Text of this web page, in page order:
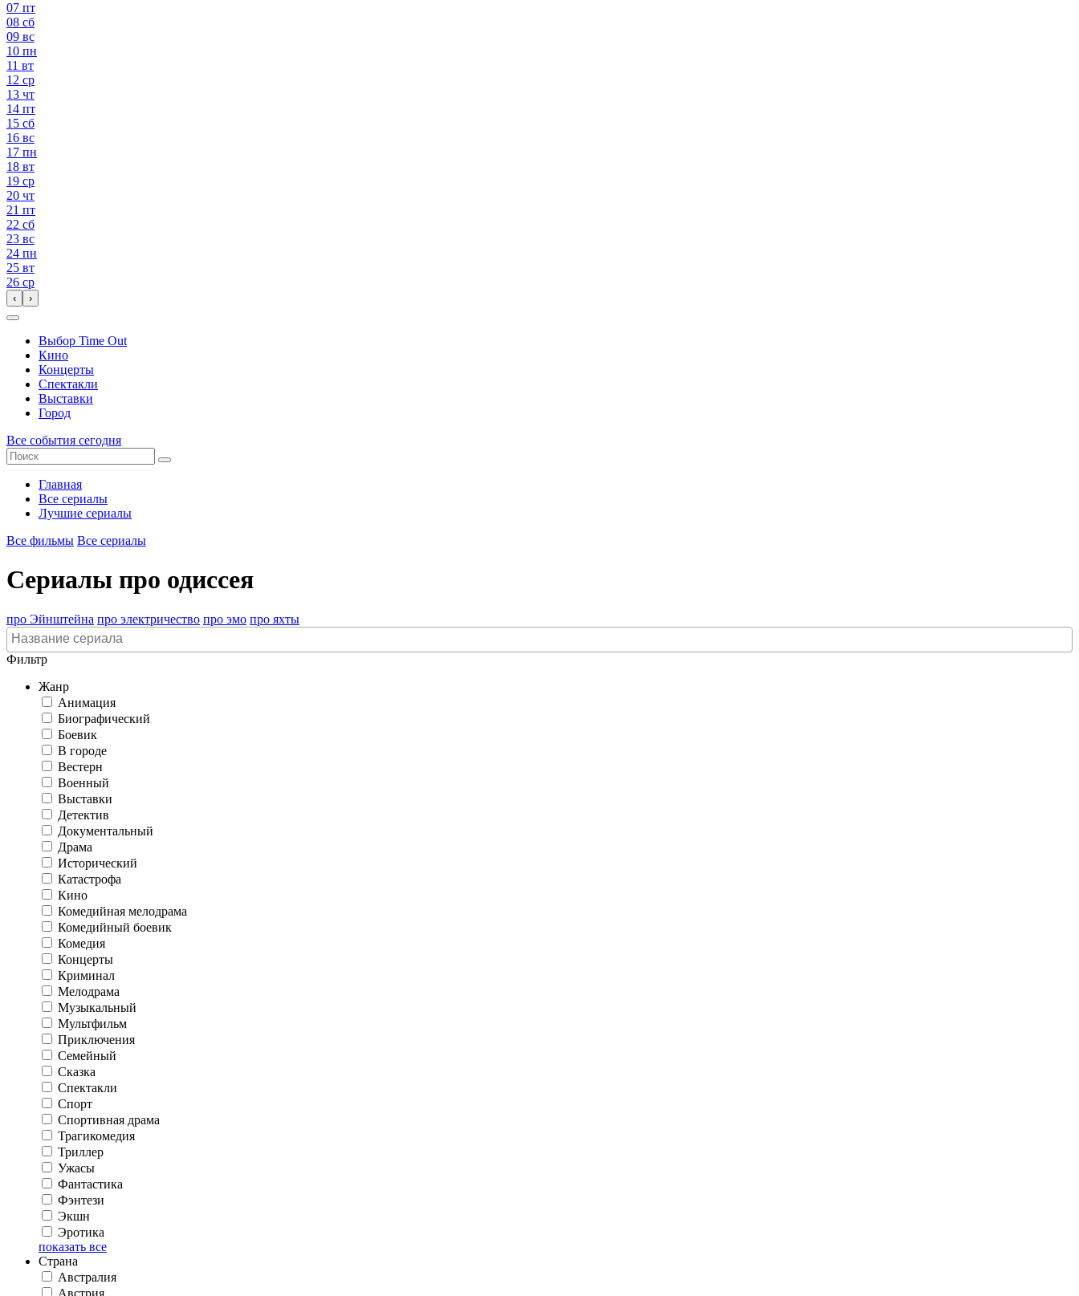
07 пт
08 сб
09 вс
10 пн
11 вт
12 ср
13 чт
14 пт
15 сб
16 вс
17 пн
18 вт
19 ср
20 чт
21 пт
22 сб
23 вс
24 пн
25 вт
26 ср
‹ ›
Выбор Time Out
Кино
Концерты
Спектакли
Выставки
Город
Все события сегодня
Главная
Все сериалы
Лучшие сериалы
Все фильмы Все сериалы
Сериалы про одиссея
про Эйнштейна про электричество про эмо про яхты
Фильтр
Жанр
Анимация
Биографический
Боевик
В городе
Вестерн
Военный
Выставки
Детектив
Документальный
Драма
Исторический
Катастрофа
Кино
Комедийная мелодрама
Комедийный боевик
Комедия
Концерты
Криминал
Мелодрама
Музыкальный
Мультфильм
Приключения
Семейный
Сказка
Спектакли
Спорт
Спортивная драма
Трагикомедия
Триллер
Ужасы
Фантастика
Фэнтези
Экшн
Эротика
показать все
Страна
Австралия
Австрия